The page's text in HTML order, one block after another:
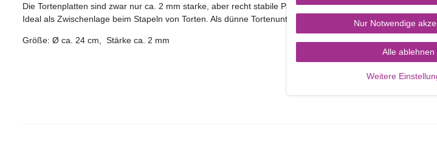
Die Tortenplatten sind zwar nur ca. 2 mm starke, aber recht stabile Pappscheiben die auf einer Seite
Ideal als Zwischenlage beim Stapeln von Torten. Als dünne Tortenunterlage sind sie eine günstige
Größe: Ø ca. 24 cm, Stärke ca. 2 mm
Nur Notwendige
Alle ablehnen
Weitere